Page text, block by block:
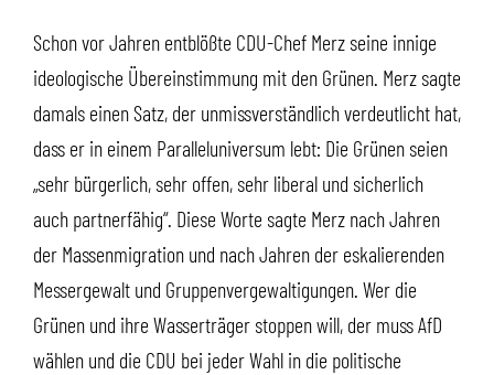
Schon vor Jahren entblößte CDU-Chef Merz seine innige
ideologische Übereinstimmung mit den Grünen. Merz sagte
damals einen Satz, der unmissverständlich verdeutlicht hat,
dass er in einem Paralleluniversum lebt: Die Grünen seien
„sehr bürgerlich, sehr offen, sehr liberal und sicherlich
auch partnerfähig“. Diese Worte sagte Merz nach Jahren
der Massenmigration und nach Jahren der eskalierenden
Messergewalt und Gruppenvergewaltigungen. Wer die
Grünen und ihre Wasserträger stoppen will, der muss AfD
wählen und die CDU bei jeder Wahl in die politische